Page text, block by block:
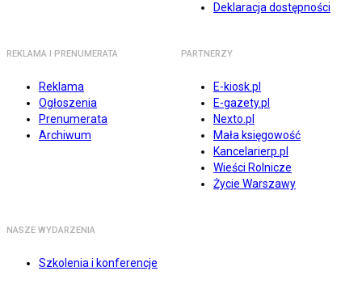
Deklaracja dostępności
REKLAMA I PRENUMERATA
Reklama
Ogłoszenia
Prenumerata
Archiwum
PARTNERZY
E-kiosk.pl
E-gazety.pl
Nexto.pl
Mała księgowość
Kancelarierp.pl
Wieści Rolnicze
Życie Warszawy
NASZE WYDARZENIA
Szkolenia i konferencje